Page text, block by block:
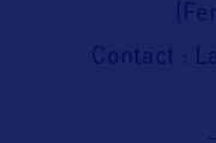
Contact :